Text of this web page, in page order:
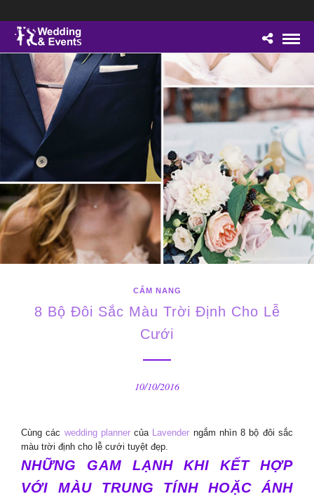
CẨM NANG
8 Bộ Đôi Sắc Màu Trời Định Cho Lễ
Cưới
10/10/2016
Cùng các wedding plannercủa Lavender ngắm nhìn 8 bộ đôi sắc
màu trời định cho lễ cưới tuyệt đẹp.
NHỮNG GAM LẠNH KHI KẾT HỢP
VỚI MÀU TRUNG TÍNH HOẶC ÁNH